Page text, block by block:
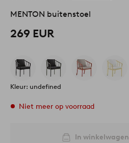
MENTON buitenstoel
269 EUR
Kleur: undefined
Niet meer op voorraad
In winkelwagen